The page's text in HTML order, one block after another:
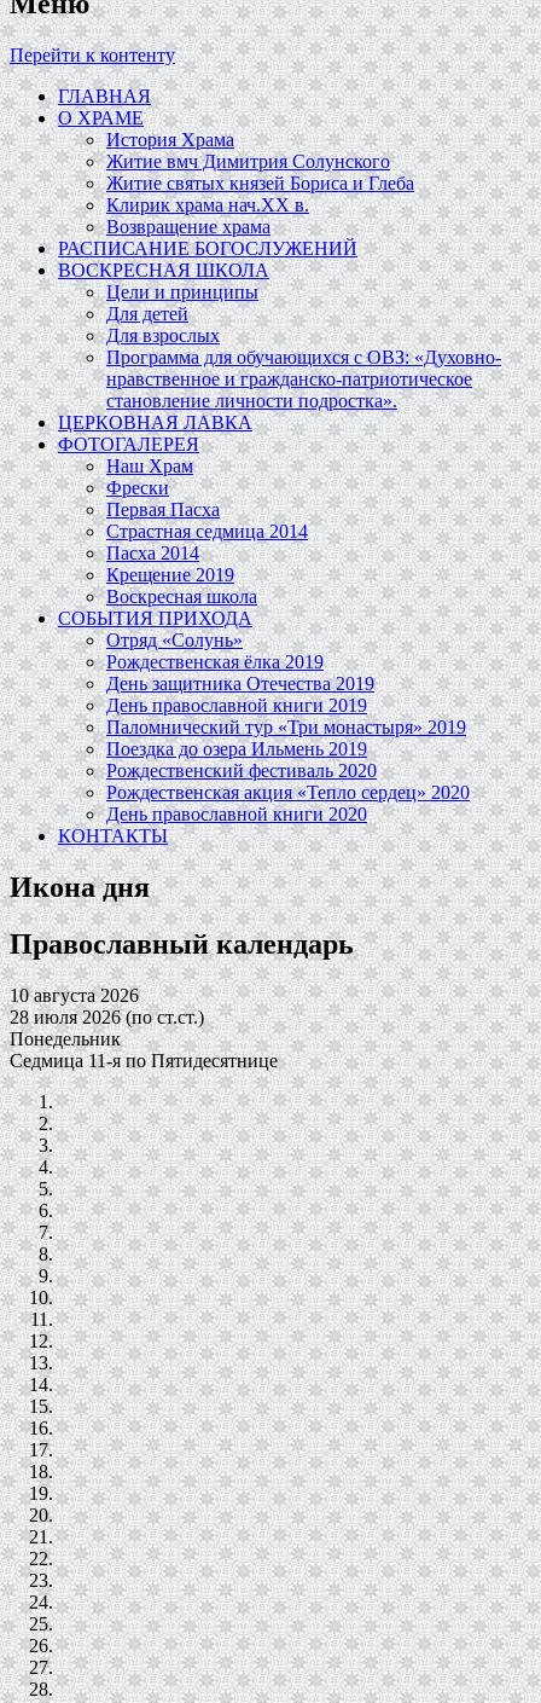
Перейти к контенту
ГЛАВНАЯ
О ХРАМЕ
История Храма
Житие вмч Димитрия Солунского
Житие святых князей Бориса и Глеба
Клирик храма нач.ХХ в.
Возвращение храма
РАСПИСАНИЕ БОГОСЛУЖЕНИЙ
ВОСКРЕСНАЯ ШКОЛА
Цели и принципы
Для детей
Для взрослых
Программа для обучающихся c ОВЗ: «Духовно-
нравственное и гражданско-патриотическое
становление личности подростка».
ЦЕРКОВНАЯ ЛАВКА
ФОТОГАЛЕРЕЯ
Наш Храм
Фрески
Первая Пасха
Страстная седмица 2014
Пасха 2014
Крещение 2019
Воскресная школа
СОБЫТИЯ ПРИХОДА
Отряд «Солунь»
Рождественская ёлка 2019
День защитника Отечества 2019
День православной книги 2019
Паломнический тур «Три монастыря» 2019
Поездка до озера Ильмень 2019
Рождественский фестиваль 2020
Рождественская акция «Тепло сердец» 2020
День православной книги 2020
КОНТАКТЫ
Икона дня
Православный календарь
10 августа 2026
28 июля 2026 (по ст.ст.)
Понедельник
Седмица 11-я по Пятидесятнице